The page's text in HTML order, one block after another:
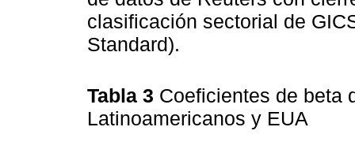
clasificación sectorial de
Standard).
Tabla 3 Coeficientes de beta
Latinoamericanos y EUA